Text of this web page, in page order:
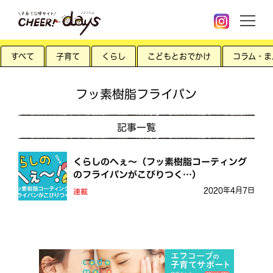
すべて 子育て くらし こどもとおでかけ コラム・
フッ素樹脂フライパン
記事一覧
くらしのへぇ〜（フッ素樹脂コーティング
のフライパンがこびりつく…）
連載 2020年4月7日